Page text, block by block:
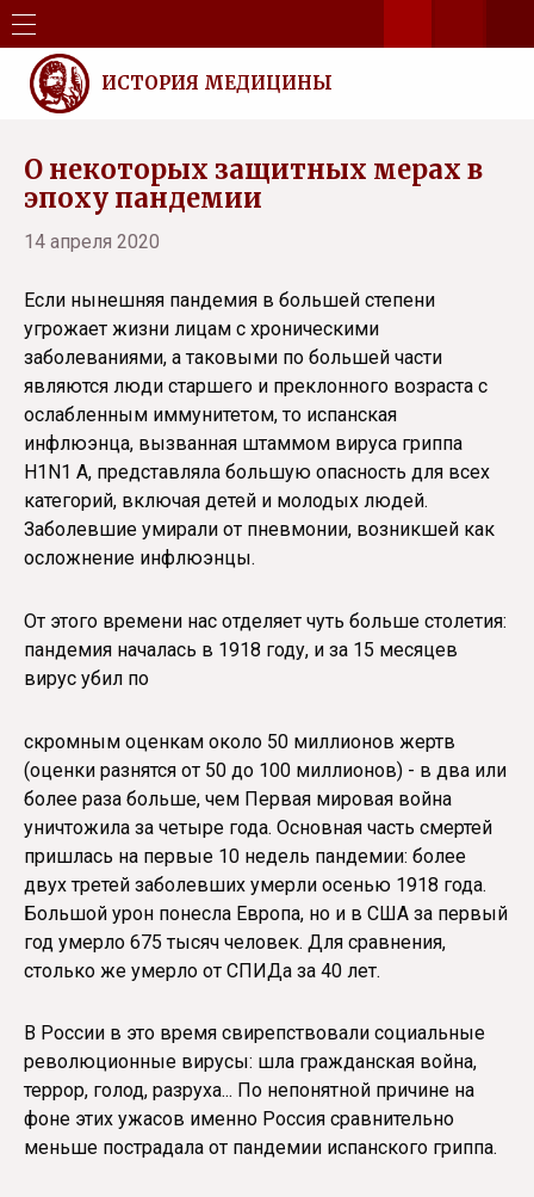
ИСТОРИЯ МЕДИЦИНЫ
О некоторых защитных мерах в
эпоху пандемии
14 апреля 2020
Если нынешняя пандемия в большей степени
угрожает жизни лицам с хроническими
заболеваниями, а таковыми по большей части
являются люди старшего и преклонного возраста с
ослабленным иммунитетом, то испанская
инфлюэнца, вызванная штаммом вируса гриппа
H1N1 A, представляла большую опасность для всех
категорий, включая детей и молодых людей.
Заболевшие умирали от пневмонии, возникшей как
осложнение инфлюэнцы.
От этого времени нас отделяет чуть больше столетия:
пандемия началась в 1918 году, и за 15 месяцев
вирус убил по
скромным оценкам около 50 миллионов жертв
(оценки разнятся от 50 до 100 миллионов) - в два или
более раза больше, чем Первая мировая война
уничтожила за четыре года. Основная часть смертей
пришлась на первые 10 недель пандемии: более
двух третей заболевших умерли осенью 1918 года.
Большой урон понесла Европа, но и в США за первый
год умерло 675 тысяч человек. Для сравнения,
столько же умерло от СПИДа за 40 лет.
В России в это время свирепствовали социальные
революционные вирусы: шла гражданская война,
террор, голод, разруха... По непонятной причине на
фоне этих ужасов именно Россия сравнительно
меньше пострадала от пандемии испанского гриппа.